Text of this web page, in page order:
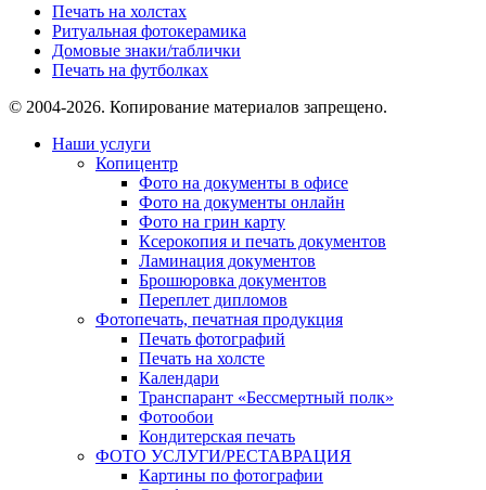
Печать на холстах
Ритуальная фотокерамика
Домовые знаки/таблички
Печать на футболках
© 2004-2026. Копирование материалов запрещено.
Наши услуги
Копицентр
Фото на документы в офисе
Фото на документы онлайн
Фото на грин карту
Ксерокопия и печать документов
Ламинация документов
Брошюровка документов
Переплет дипломов
Фотопечать, печатная продукция
Печать фотографий
Печать на холсте
Календари
Транспарант «Бессмертный полк»
Фотообои
Кондитерская печать
ФОТО УСЛУГИ/РЕСТАВРАЦИЯ
Картины по фотографии